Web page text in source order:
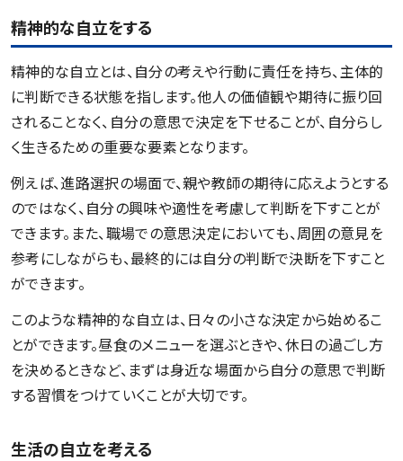
精神的な自立をする
精神的な自立とは、自分の考えや行動に責任を持ち、主体的
に判断できる状態を指します。他人の価値観や期待に振り回
されることなく、自分の意思で決定を下せることが、自分らし
く生きるための重要な要素となります。
例えば、進路選択の場面で、親や教師の期待に応えようとする
のではなく、自分の興味や適性を考慮して判断を下すことが
できます。また、職場での意思決定においても、周囲の意見を
参考にしながらも、最終的には自分の判断で決断を下すこと
ができます。
このような精神的な自立は、日々の小さな決定から始めるこ
とができます。昼食のメニューを選ぶときや、休日の過ごし方
を決めるときなど、まずは身近な場面から自分の意思で判断
する習慣をつけていくことが大切です。
生活の自立を考える